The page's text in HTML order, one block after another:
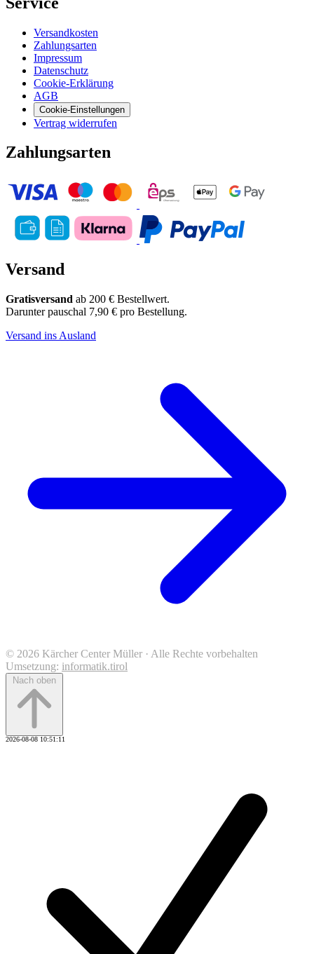
Versandkosten
Zahlungsarten
Impressum
Datenschutz
Cookie-Erklärung
AGB
Cookie-Einstellungen
Vertrag widerrufen
Zahlungsarten
Versand
Gratisversand ab 200 € Bestellwert.
Darunter pauschal 7,90 € pro Bestellung.
Versand ins Ausland
© 2026 Kärcher Center Müller · Alle Rechte vorbehalten
Umsetzung: informatik.tirol
Nach oben
2026-08-08 10:51:11